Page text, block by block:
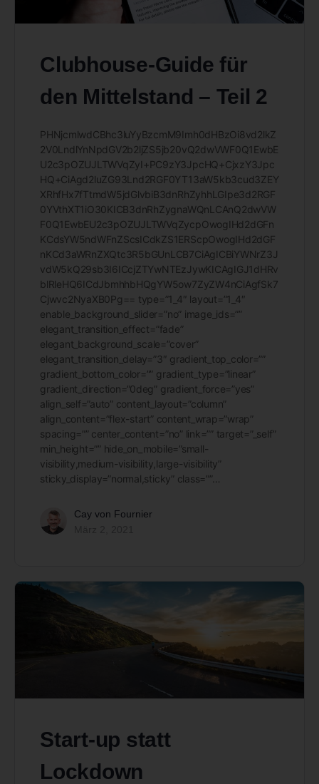
Clubhouse-Guide für
den Mittelstand – Teil 2
PHNjcmlwdCBhc3luYyBzcmM9Imh0dHBzOi8vd2lkZ
2V0LndlYnNpdGV2b2ljZS5jb20vQ2dwVWF0Q1EwbE
U2c3pOZUJLTWVqZyI+PC9zY3JpcHQ+CjxzY3Jpc
HQ+CiAgd2luZG93Lnd2RGF0YT13aW5kb3cud3ZEY
XRhfHx7fTtmdW5jdGlvbiB3dnRhZyhhLGIpe3d2RGF
0YVthXT1iO30KICB3dnRhZygnaWQnLCAnQ2dwVW
F0Q1EwbEU2c3pOZUJLTWVqZycpOwogIHd2dGFn
KCdsYW5ndWFnZScsICdkZS1ERScpOwogIHd2dGF
nKCd3aWRnZXQtc3R5bGUnLCB7CiAgICBiYWNrZ3J
vdW5kQ29sb3I6ICcjZTYwNTEzJywKICAgIGJ1dHRv
blRleHQ6ICdJbmhhbHQgYW5ow7ZyZW4nCiAgfSk7
Cjwvc2NyaXB0Pg== type=”1_4″ layout=”1_4″
enable_background_slider=”no” image_ids=””
elegant_transition_effect=”fade”
elegant_background_scale=”cover”
elegant_transition_delay=”3″ gradient_top_color=””
gradient_bottom_color=”” gradient_type=”linear”
gradient_direction=”0deg” gradient_force=”yes”
align_self=”auto” content_layout=”column”
align_content=”flex-start” content_wrap=”wrap”
spacing=”” center_content=”no” link=”” target=”_self”
min_height=”” hide_on_mobile=”small-
visibility,medium-visibility,large-visibility”
sticky_display=”normal,sticky” class=””…
Cay von Fournier
Start-up statt
Lockdown